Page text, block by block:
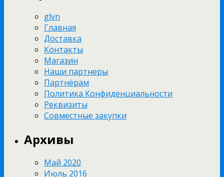
glvn
Главная
Доставка
Контакты
Магазин
Наши партнеры
Партнёрам
Политика Конфиденциальности
Реквизиты
Совместные закупки
Архивы
Май 2020
Июль 2016